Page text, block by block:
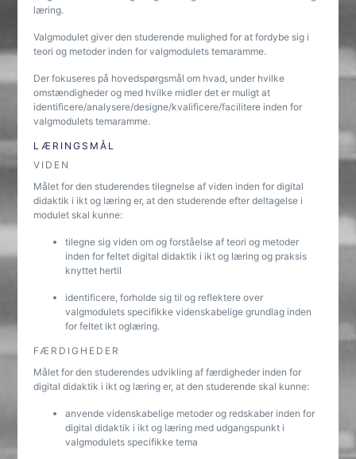
læring.
Valgmodulet giver den studerende mulighed for at fordybe sig i
teori og metoder inden for valgmodulets temaramme.
Der fokuseres på hovedspørgsmål om hvad, under hvilke
omstændigheder og med hvilke midler det er muligt at
identificere/analysere/designe/kvalificere/facilitere inden for
valgmodulets temaramme.
LÆRINGSMÅL
VIDEN
Målet for den studerendes tilegnelse af viden inden for digital
didaktik i ikt og læring er, at den studerende efter deltagelse i
modulet skal kunne:
tilegne sig viden om og forståelse af teori og metoder
inden for feltet digital didaktik i ikt og læring og praksis
knyttet hertil
identificere, forholde sig til og reflektere over
valgmodulets specifikke videnskabelige grundlag inden
for feltet ikt oglæring.
FÆRDIGHEDER
Målet for den studerendes udvikling af færdigheder inden for
digital didaktik i ikt og læring er, at den studerende skal kunne:
anvende videnskabelige metoder og redskaber inden for
digital didaktik i ikt og læring med udgangspunkt i
valgmodulets specifikke tema